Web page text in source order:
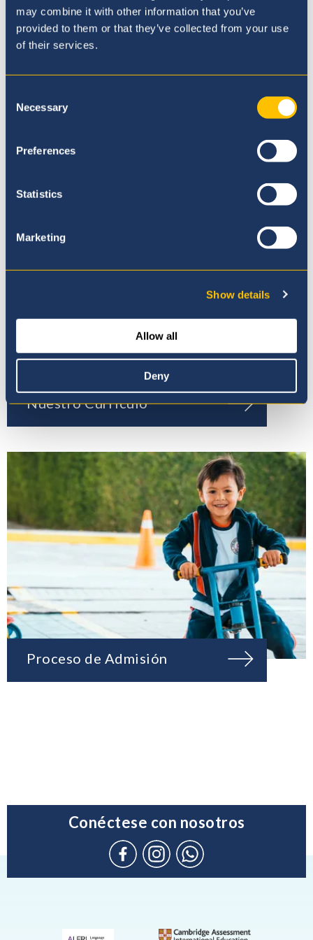
may combine it with other information that you’ve
provided to them or that they’ve collected from your use
of their services.
Selection
Necessary
Preferences
Statistics
Marketing
Show details
Allow all
Deny
Nuestra Filosofía
Nuestro Currículo
Proceso de Admisión
Conéctese con nosotros
ConnectInstagramWhatsApp
only)